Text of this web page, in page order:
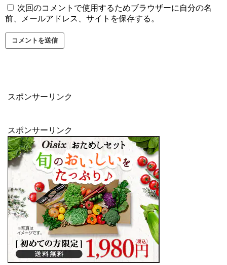
次回のコメントで使用するためブラウザーに自分の名
前、メールアドレス、サイトを保存する。
スポンサーリンク
スポンサーリンク